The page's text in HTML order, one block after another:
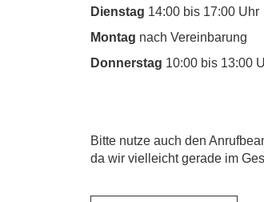
Dienstag 14:00 bis 17:00 Uhr
Montag nach Vereinbarung
Donnerstag 10:00 bis 13:00
​Bitte nutze auch den
da wir vielleicht gerade im